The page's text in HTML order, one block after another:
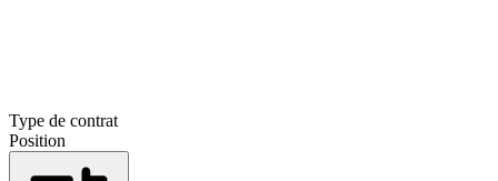
Type de contrat
Position